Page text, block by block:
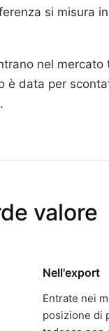
si misura
nel
è data per
valore
Nell'export
Entrate nei
posizione di